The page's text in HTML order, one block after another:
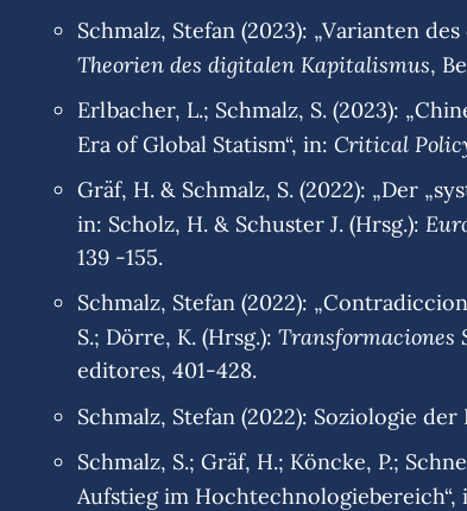
Schmalz, Stefan (2023): „Varianten
Theorien des digitalen Kapitalismus,
Erlbacher, L.; Schmalz, S. (2023):
Era of Global Statism“, in: Critical
Gräf, H. & Schmalz, S. (2022): „Der
in: Scholz, H. & Schuster J. (Hrsg.):
139 -155.
Schmalz, Stefan (2022):
S.; Dörre, K. (Hrsg.): Transformaciones
editores, 401-428.
Schmalz, Stefan (2022): Soziologie
Schmalz, S.; Gräf, H.; Köncke, P.;
Aufstieg im Hochtechnologiebereich“,